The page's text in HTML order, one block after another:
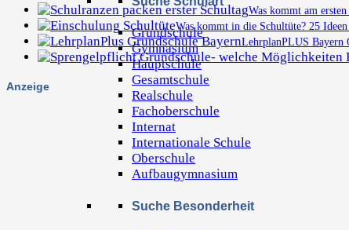
Grundschule
Gymnasium
Hauptschule
Gesamtschule
Realschule
Fachoberschule
Internat
Internationale Schule
Oberschule
Aufbaugymnasium
Suche Besonderheit
Was kommt am
Was kommt in die Schultüte? 25
LehrplanPLUS Bayern
Anzeige